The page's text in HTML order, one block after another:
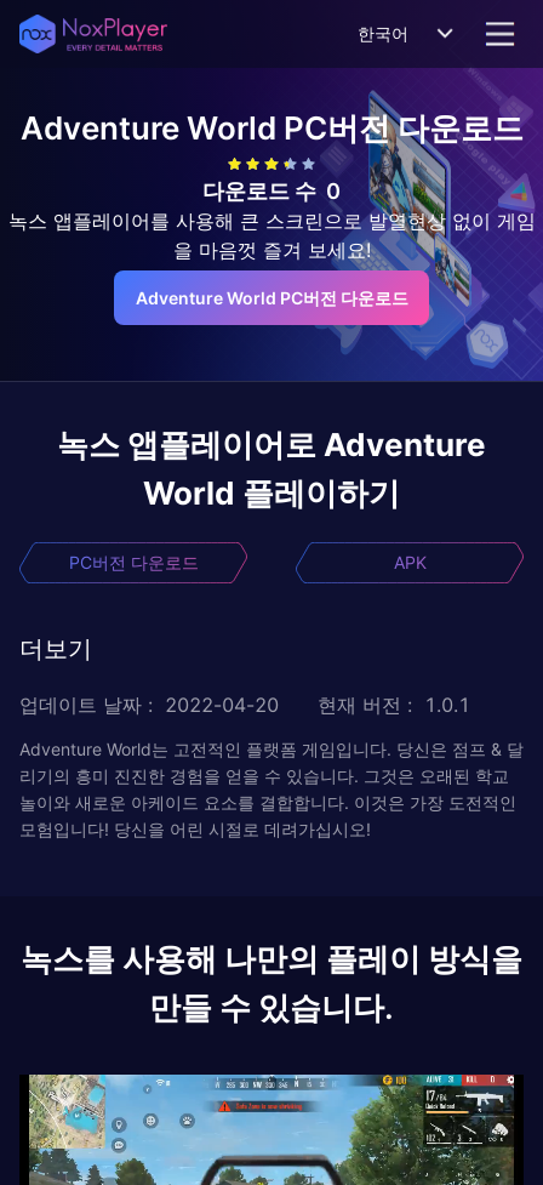
한국어
Adventure World PC버전 다운로드
다운로드 수 0
녹스 앱플레이어를 사용해 큰 스크린으로 발열현상 없이 게임
을 마음껏 즐겨 보세요!
Adventure World PC버전 다운로드
녹스 앱플레이어로 Adventure
World 플레이하기
PC버전 다운로드 APK
더보기
업데이트 날짜 : 2022-04-20 현재 버전 : 1.0.1
Adventure World는 고전적인 플랫폼 게임입니다. 당신은 점프 & 달
리기의 흥미 진진한 경험을 얻을 수 있습니다. 그것은 오래된 학교
놀이와 새로운 아케이드 요소를 결합합니다. 이것은 가장 도전적인
모험입니다! 당신을 어린 시절로 데려가십시오!
녹스를 사용해 나만의 플레이 방식을
만들 수 있습니다.